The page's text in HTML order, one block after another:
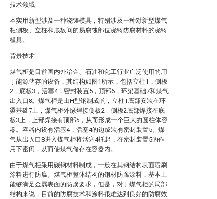
技术领域
本实用新型涉及一种浇铸模具，特别涉及一种对新型煤气
柜侧板、立柱和底板间的易腐蚀部位浇铸防腐材料的浇铸
模具。
背景技术
煤气柜是目前国内外冶金、石油和化工行业广泛使用的用
于能源储存的设备，其结构如图1所示，包括立柱1，侧板
2，底板3，活塞4，密封装置5，顶部6，环梁基础7和煤气
出入口8。煤气柜是由H型钢制成的，立柱1底部安装在环
梁基础7上，煤气柜外缘焊接侧板2，侧板2底部焊接在底
板3上，上部焊接有顶部6，从而形成一个巨大的圆柱体容
器。容器内设有活塞4，活塞4的边缘装有密封装置5。煤
气从出入口8进入煤气柜将活塞4托起，在密封装置5的作
用下密闭，从而使煤气储存在容器内。
由于煤气柜采用碳钢材料制成，一般在其钢结构表面喷刷
涂料进行防腐。煤气柜整体结构的钢材防腐涂料，基本上
能够满足金属表面的防腐要求，但是，对于煤气柜的局部
结构来说，目前的防腐技术和涂料很难达到良好的防腐效